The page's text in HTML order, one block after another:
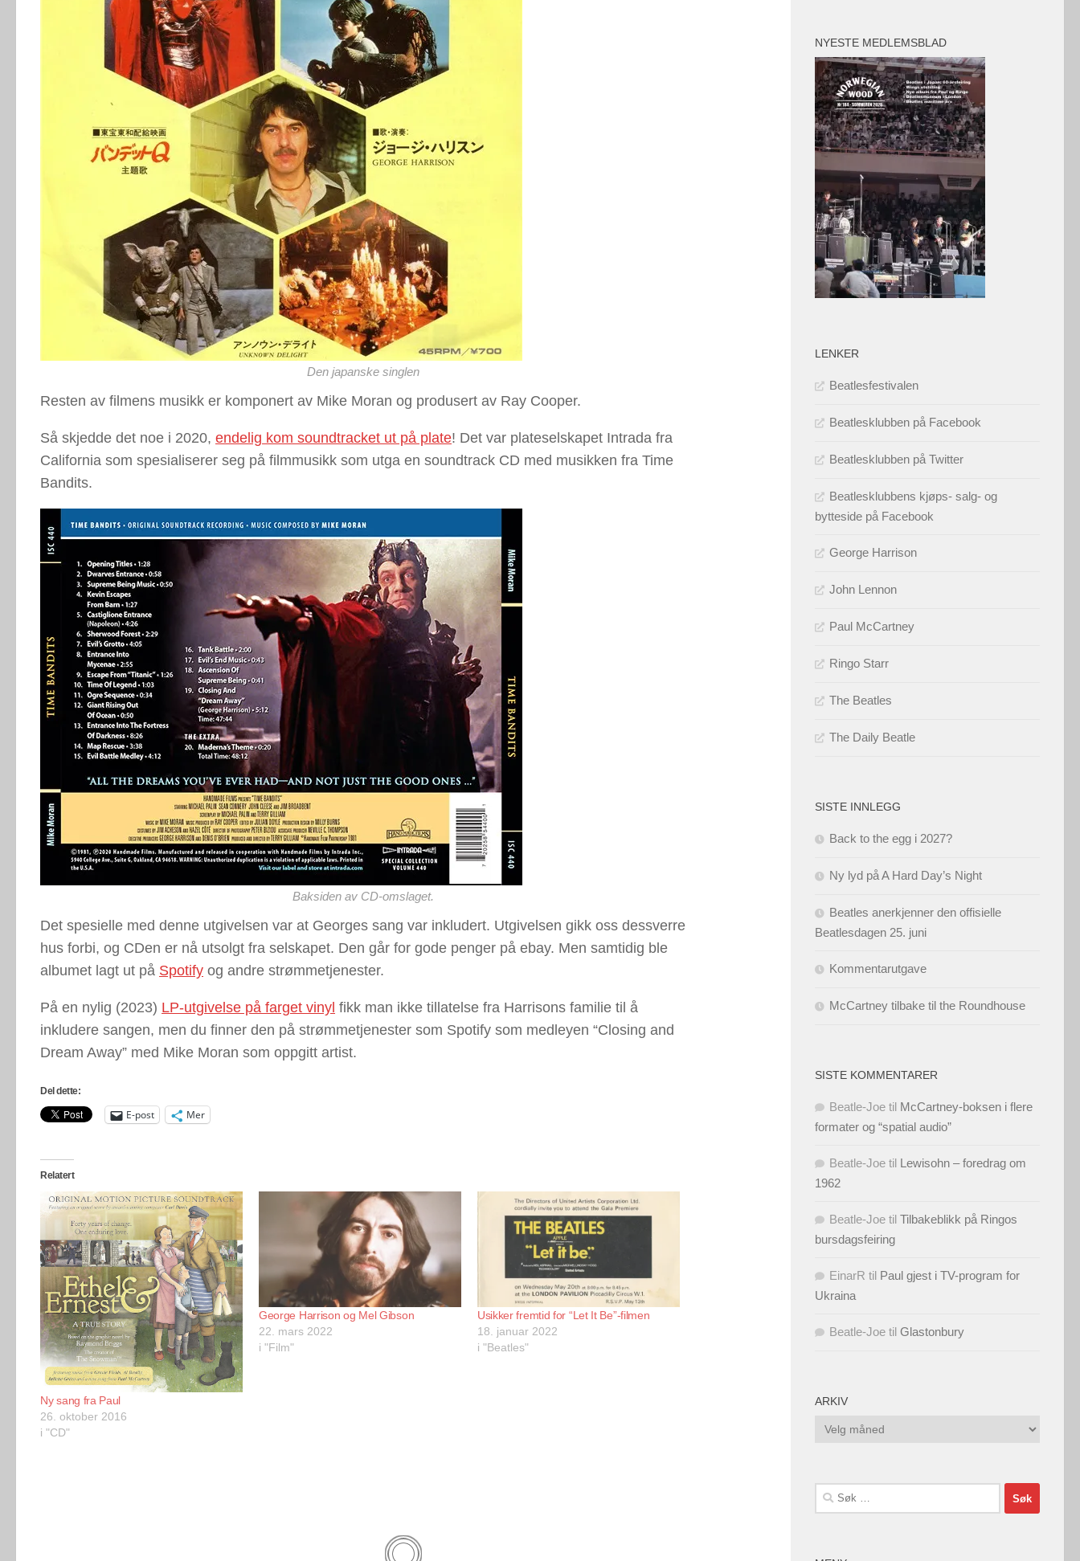
Den japanske singlen
Resten av filmens musikk er komponert av Mike Moran og produsert av Ray Cooper.
Så skjedde det noe i 2020, endelig kom soundtracket ut på plate! Det var plateselskapet Intrada fra
California som spesialiserer seg på filmmusikk som utga en soundtrack CD med musikken fra Time
Bandits.
Baksiden av CD-omslaget.
Det spesielle med denne utgivelsen var at Georges sang var inkludert. Utgivelsen gikk oss dessverre
hus forbi, og CDen er nå utsolgt fra selskapet. Den går for gode penger på ebay. Men samtidig ble
albumet lagt ut på Spotify og andre strømmetjenester.
På en nylig (2023) LP-utgivelse på farget vinyl fikk man ikke tillatelse fra Harrisons familie til å
inkludere sangen, men du finner den på strømmetjenester som Spotify som medleyen “Closing and
Dream Away” med Mike Moran som oppgitt artist.
Del dette:
E-post Mer
Relatert
Ny sang fra Paul
26. oktober 2016
i "CD"
George Harrison og Mel Gibson
22. mars 2022
i "Film"
Usikker fremtid for “Let It Be”-filmen
18. januar 2022
i "Beatles"
NYESTE MEDLEMSBLAD
LENKER
Beatlesfestivalen
Beatlesklubben på Facebook
Beatlesklubben på Twitter
Beatlesklubbens kjøps- salg- og
bytteside på Facebook
George Harrison
John Lennon
Paul McCartney
Ringo Starr
The Beatles
The Daily Beatle
SISTE INNLEGG
Back to the egg i 2027?
Ny lyd på A Hard Day’s Night
Beatles anerkjenner den offisielle
Beatlesdagen 25. juni
Kommentarutgave
McCartney tilbake til the Roundhouse
SISTE KOMMENTARER
Beatle-Joe til McCartney-boksen i flere
formater og “spatial audio”
Beatle-Joe til Lewisohn – foredrag om
1962
Beatle-Joe til Tilbakeblikk på Ringos
bursdagsfeiring
EinarR til Paul gjest i TV-program for
Ukraina
Beatle-Joe til Glastonbury
ARKIV
Arkiv
Søk
etter: